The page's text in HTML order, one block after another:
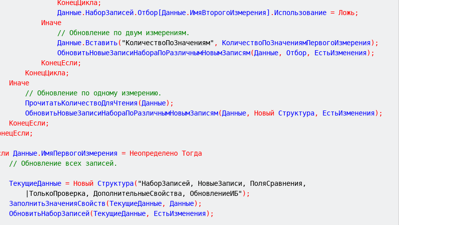
КонецЦикла;
						Данные
. НаборЗаписей.Отбор[Данные. ИмяВторогоИзмерения] . Использование = Ложь;
Иначе
// Обновление по двум измерениям.
						Данные
. Вставить( "КоличествоПоЗначениям" , КоличествоПоЗначениямПервогоИзмерения) ;
						ОбновитьНовыеЗаписиНабораПоРазличнымНовымЗаписям
(Данные, Отбор, ЕстьИзменения) ;
КонецЕсли;
КонецЦикла;
Иначе
// Обновление по одному измерению.
				ПрочитатьКоличествоДляЧтения
(Данные) ;
				ОбновитьНовыеЗаписиНабораПоРазличнымНовымЗаписям
(Данные, Новый Структура, ЕстьИзменения) ;
КонецЕсли;
;
Данные. ИмяПервогоИзмерения = Неопределено Тогда
// Обновление всех записей.
			ТекущиеДанные
= Новый Структура( "НаборЗаписей, НовыеЗаписи, ПоляСравнения,
|ТолькоПроверка, ДополнительныеСвойства, ОбновлениеИБ") ;
			ЗаполнитьЗначенияСвойств
(ТекущиеДанные, Данные) ;
			ОбновитьНаборЗаписей
(ТекущиеДанные, ЕстьИзменения) ;